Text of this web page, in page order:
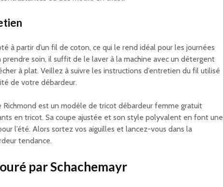
à partir d’un fil de coton, ce qui le rend idéal pour les journées
prendre soin, il suffit de le laver à la machine avec un détergent
à plat. Veillez à suivre les instructions d’entretien du fil utilisé
de votre débardeur.
Richmond est un modèle de tricot débardeur femme gratuit
en tricot. Sa coupe ajustée et son style polyvalent en font une
l’été. Alors sortez vos aiguilles et lancez-vous dans la
tendance.
par Schachemayr